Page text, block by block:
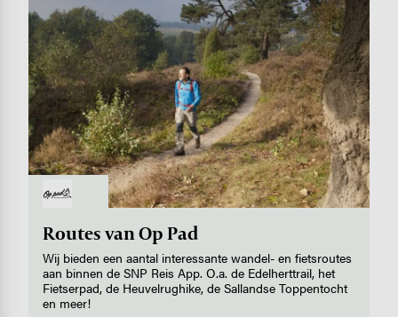
Routes van Op Pad
Wij bieden een aantal interessante wandel- en fietsroutes
aan binnen de SNP Reis App. O.a. de Edelherttrail, het
Fietserpad, de Heuvelrughike, de Sallandse Toppentocht
en meer!
Image